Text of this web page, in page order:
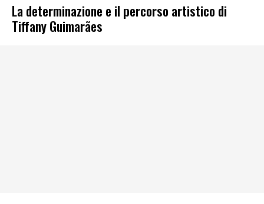
La determinazione e il percorso artistico di
Tiffany Guimarães